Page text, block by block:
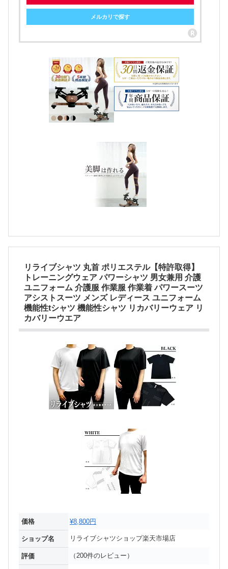
メルカリで探す
リライブシャツ 丸首 ポリエステル【特許取得】
トレーニングウェア パワーシャツ 男女兼用 介護
ユニフォーム 介護服 作業服 作業着 パワースーツ
アシストスーツ メンズ レディース ユニフォーム
機能性tシャツ 機能性シャツ リカバリーウェア リ
カバリーウエア
価格 ¥8,800円
ショップ名 リライブシャツショップ楽天市場店
評価 （200件のレビュー）